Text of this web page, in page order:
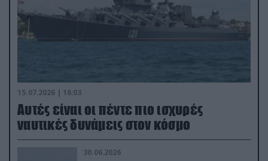
15.07.2026 | 16:03
Aυτές είναι οι πέντε πιο ισχυρές
ναυτικές δυνάμεις στον κόσμο
30.06.2026